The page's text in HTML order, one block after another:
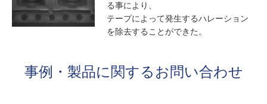
る事により、
テープによって発生するハレーション
を除去することができた。
事例・製品に関するお問い合わせ